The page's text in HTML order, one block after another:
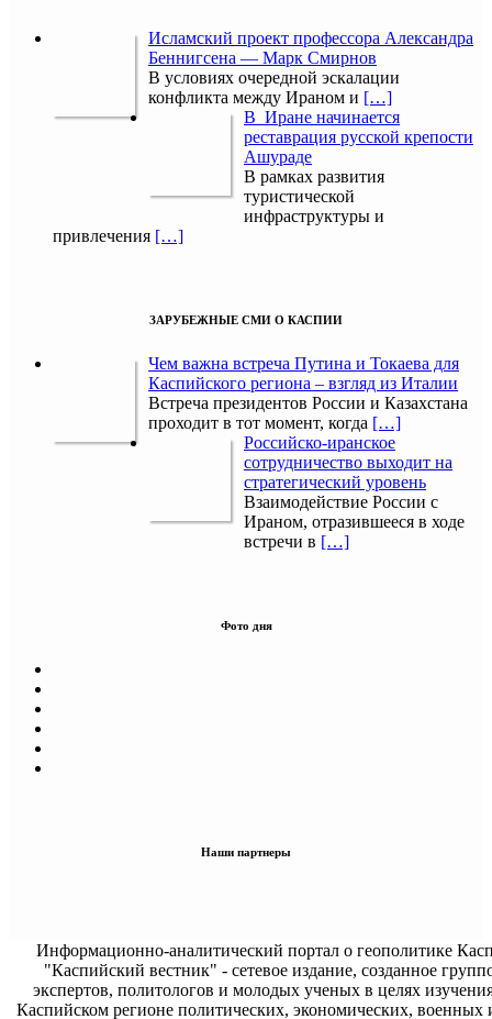
Исламский проект профессора Александра
Беннигсена — Марк Смирнов
В условиях очередной эскалации
конфликта между Ираном и […]
В Иране начинается
реставрация русской крепости
Ашураде
В рамках развития
туристической
инфраструктуры и
привлечения […]
ЗАРУБЕЖНЫЕ СМИ О КАСПИИ
Чем важна встреча Путина и Токаева для
Каспийского региона – взгляд из Италии
Встреча президентов России и Казахстана
проходит в тот момент, когда […]
Российско-иранское
сотрудничество выходит на
стратегический уровень
Взаимодействие России с
Ираном, отразившееся в ходе
встречи в […]
Фото дня
Наши партнеры
Информационно-аналитический портал о геополитике
"Каспийский вестник" - сетевое издание, созданное
экспертов, политологов и молодых ученых в целях
Каспийском регионе политических, экономических, военных